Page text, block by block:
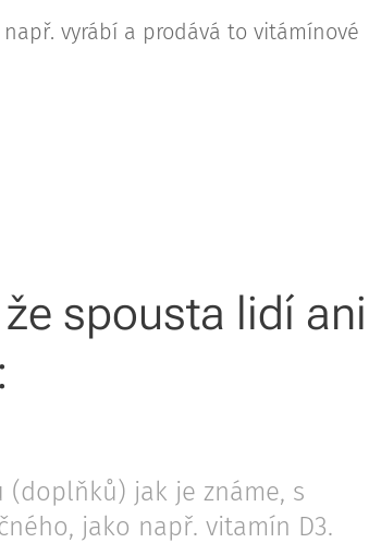
vyrábí a prodává to vitámínové
spousta lidí ani
jak je známe, s
jako např. vitamín D3.